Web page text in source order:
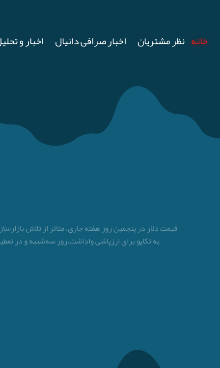
خانه نظر مشتریان اخبار صرافی دانیال اخبار و
قیمت دلار در پنجمین روز هفته جاری، متاثر از تلاش
به تکاپو برای ارزپاشی واداشت.روز سه‌شنبه و در